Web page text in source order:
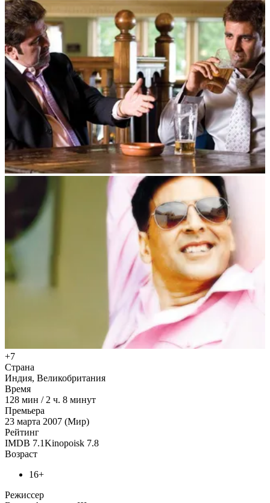
+7
Страна
Индия, Великобритания
Время
128 мин /2 ч. 8 минут
Премьера
23 марта 2007 (Мир)
Рейтинг
IMDB 7.1Kinopoisk 7.8
Возраст
16+
Режиссер